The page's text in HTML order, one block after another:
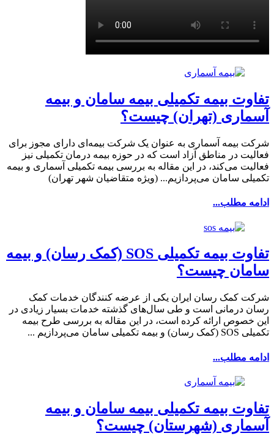
تفاوت‌ بیمه تکمیلی بیمه سامان و بیمه
آسماری (تهران) چیست؟
شرکت بیمه آسماری به عنوان یک شرکت بیمه‌ای دارای مجوز برای
فعالیت در مناطق آزاد است که در حوزه بیمه درمان تکمیلی نیز
فعالیت می‌کند، در این مقاله به بررسی بیمه تکمیلی آسماری و بیمه
تکمیلی سامان می‌پردازیم... (ویژه متقاضیان شهر تهران)
ادامه مطلب...
تفاوت بیمه تکمیلی SOS (کمک رسان) و بیمه
سامان چیست؟
شرکت کمک رسان ایران یکی از عرضه کنندگان خدمات کمک
رسان درمانی است و طی سال‌های گذشته خدمات بسیار زیادی در
این خصوص ارائه کرده است، در این مقاله به بررسی طرح بیمه
تکمیلی SOS (کمک رسان) و بیمه تکمیلی سامان می‌پردازیم ...
ادامه مطلب...
تفاوت‌ بیمه تکمیلی بیمه سامان و بیمه
آسماری (شهرستان) چیست؟